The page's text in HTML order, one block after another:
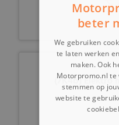
(7K4b) Elektro
beter
We gebruiken
te laten werken
maken. Ook
Motorpromo.nl te
stemmen op
website te